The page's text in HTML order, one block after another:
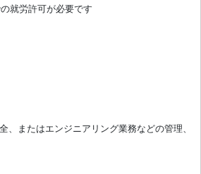
就労許可が必要です
、またはエンジニアリング業務などの管理、